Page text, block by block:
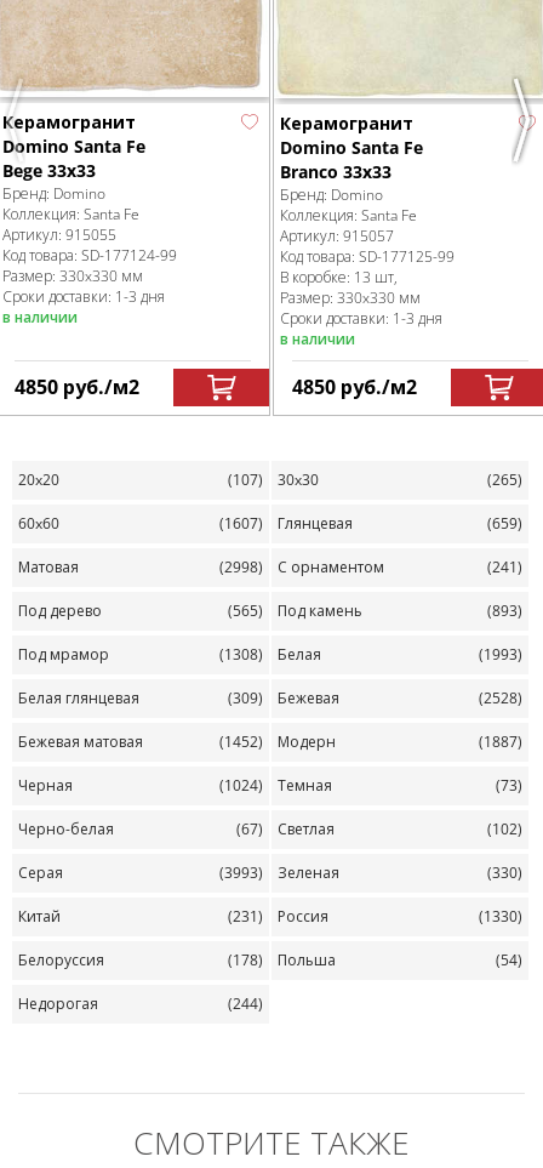
Previous
Керамогранит
Domino Santa Fe
Bege 33x33
Бренд: Domino
Коллекция: Santa Fe
Артикул: 915055
Код товара: SD-177124-99
Размер: 330x330 мм
Сроки доставки: 1-3 дня
в наличии
4850 руб./м2
Керамогранит
Domino Santa Fe
Branco 33x33
Бренд: Domino
Коллекция: Santa Fe
Артикул: 915057
Код товара: SD-177125-99
В коробке: 13 шт,
Размер: 330x330 мм
Сроки доставки: 1-3 дня
в наличии
4850 руб./м2
20x20 (107) 30x30 (265)
60x60 (1607) Глянцевая (659)
Матовая (2998) С орнаментом (241)
Под дерево (565) Под камень (893)
Под мрамор (1308) Белая (1993)
Белая глянцевая (309) Бежевая (2528)
Бежевая матовая (1452) Модерн (1887)
Черная (1024) Темная (73)
Черно-белая (67) Светлая (102)
Серая (3993) Зеленая (330)
Китай (231) Россия (1330)
Белоруссия (178) Польша (54)
Недорогая (244)
СМОТРИТЕ ТАКЖЕ